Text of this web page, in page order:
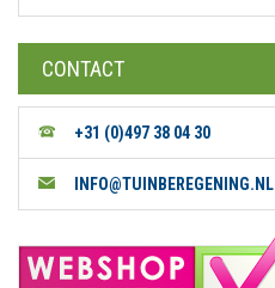
CONTACT
+31 (0)497 38 04 30
INFO@TUINBEREGENING.NL